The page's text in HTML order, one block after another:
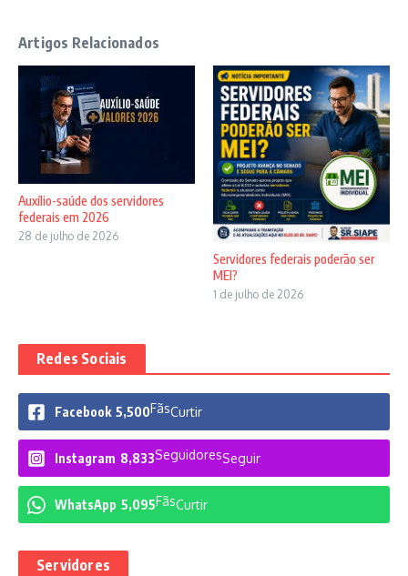
Artigos Relacionados
Auxílio-saúde dos servidores
federais em 2026
28 de julho de 2026
Servidores federais poderão ser
MEI?
1 de julho de 2026
Redes Sociais
Facebook 5,500FãsCurtir
Instagram 8,833SeguidoresSeguir
WhatsApp 5,095FãsCurtir
Servidores